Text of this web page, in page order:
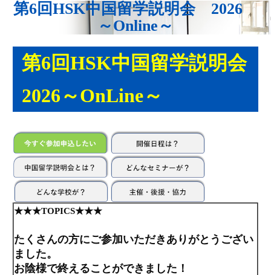
第6回HSK中国留学説明会 2026
～Online～
第6回HSK中国留学説明会
2026～OnLine～
★★★TOPICS★★★
たくさんの方にご参加いただきありがとうござい
ました。
お陰様で終えることができました！